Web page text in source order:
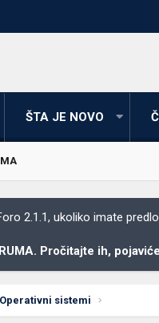
ŠTA JE NOVO
2.1.1, ukoliko imate
Pročitajte ih,
Operativni sistemi